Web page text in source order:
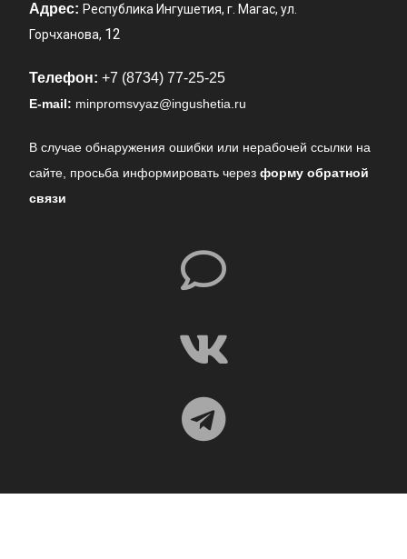
Адрес: Республика Ингушетия, г. Магас, ул.
Горчханова, 12
Телефон: +7 (8734) 77-25-25
E-mail: minpromsvyaz@ingushetia.ru
В случае обнаружения ошибки или нерабочей ссылки на
сайте, просьба информировать черезформу обратной
связи